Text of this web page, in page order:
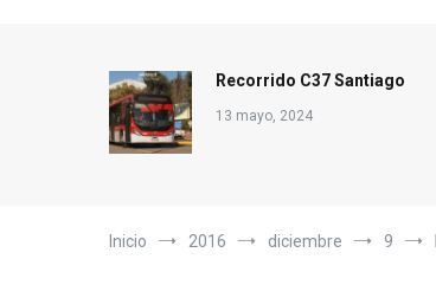
Recorrido C37 Santiago
13 mayo, 2024
Inicio 2016 diciembre 9